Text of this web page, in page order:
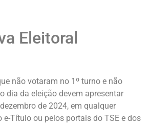
Eleitoral
não votaram no 1º turno e não
dia da eleição devem apresentar
de 2024, em qualquer
e-Título ou pelos portais do TSE e dos